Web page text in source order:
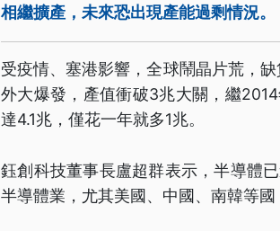
相繼擴產，未來恐出現產能過剩情況。
受疫情、塞港影響，全球鬧晶片荒，
外大爆發，產值衝破3兆大關，繼
達4.1兆，僅花一年就多1兆。
鈺創科技董事長盧超群表示，半導體
半導體業，尤其美國、中國、南韓等